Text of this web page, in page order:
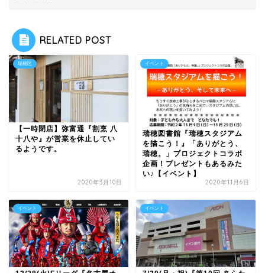
RELATED POST
瑞穂区
【一時閉店】弥富通『割烹 八
十八や』が営業を休止してい
るようです。
2020年3月10日
イベント
瑞穂図書館『瑞穂スタジアム
を描こう！』「ありがとう、
瑞穂。」プロジェクトコラボ
企画！プレゼントもあるみた
い♪【イベント】
2020年11月6日
イベント イベント